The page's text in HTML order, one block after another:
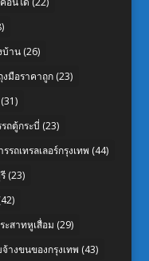
บ้าน(26)
งมือราคาถูก(23)
ถตู้กระบี่ (23)
รถเทรลเลอร์กรุงเทพ (44)
(23)
ะสาทหูเสื่อม (29)
จ้างขนของกรุงเทพ (43)